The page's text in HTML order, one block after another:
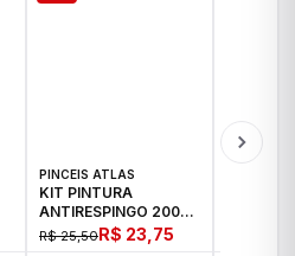
PINCEIS ATLAS
KIT PINTURA
ANTIRESPINGO 2003
ATLAS 03 PCS
R$ 25,50R$ 23,75